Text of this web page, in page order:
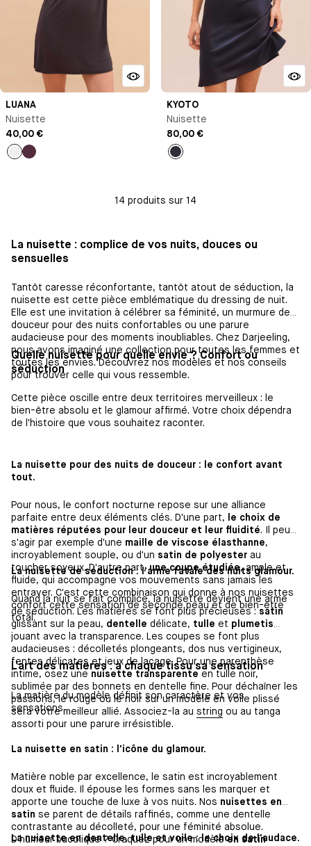
LUANA
Nuisette
40,00 €
KYOTO
Nuisette
80,00 €
14 produits sur 14
La nuisette : complice de vos nuits, douces ou
sensuelles
Tantôt caresse réconfortante, tantôt atout de séduction, la
nuisette est cette pièce emblématique du dressing de nuit.
Elle est une invitation à célébrer sa féminité, un murmure de
douceur pour des nuits confortables ou une parure
audacieuse pour des moments inoubliables. Chez Darjeeling,
nous avons imaginé une collection pour toutes les femmes et
toutes les envies. Découvrez nos modèles et nos conseils
pour trouver celle qui vous ressemble.
Quelle nuisette pour quelle envie ? Confort ou
séduction
Cette pièce oscille entre deux territoires merveilleux : le
bien-être absolu et le glamour affirmé. Votre choix dépendra
de l'histoire que vous souhaitez raconter.
La nuisette pour des nuits de douceur : le confort avant
tout.
Pour nous, le confort nocturne repose sur une alliance
parfaite entre deux éléments clés. D'une part,
le choix de
matières réputées pour leur douceur et leur fluidité. Il peut
s'agir par exemple d'une maille de viscose élasthanne,
incroyablement souple, ou d'un satin de polyester au
toucher soyeux. D'autre part,une coupe étudiée, ample et
fluide, qui accompagne vos mouvements sans jamais les
entraver. C'est cette combinaison qui donne à nos nuisettes
confort cette sensation de seconde peau et de bien-être
total.
La nuisette de séduction : l'arme fatale des nuits glamour.
Quand la nuit se fait complice, la nuisette devient une arme
de séduction. Les matières se font plus précieuses :satin
glissant sur la peau, dentelle délicate, tulle et plumetis
jouant avec la transparence. Les coupes se font plus
audacieuses : décolletés plongeants, dos nus vertigineux,
fentes délicates et jeux de laçage. Pour une parenthèse
intime, osez une nuisette transparente en tulle noir,
sublimée par des bonnets en dentelle fine. Pour déchaîner les
passions, le rouge ou le noir sur un modèle en voile plissé
sera votre meilleur allié. Associez-la au string ou au tanga
assorti pour une parure irrésistible.
L'art des matières : à chaque tissu sa sensation
La matière du modèle définit son caractère et vos
sensations.
La nuisette en satin : l'icône du glamour.
Matière noble par excellence, le satin est incroyablement
doux et fluide. Il épouse les formes sans les marquer et
apporte une touche de luxe à vos nuits. Nos nuisettes en
satin se parent de détails raffinés, comme une dentelle
contrastante au décolleté, pour une féminité absolue.
D'humeur bucolique ? Craquez pour un modèleen satin
La nuisette en dentelle, tulle et voile : le choix de l'audace.